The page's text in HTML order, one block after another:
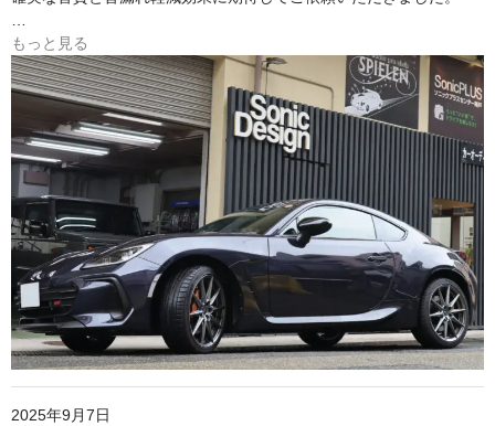
もっと見る
2025年9月7日